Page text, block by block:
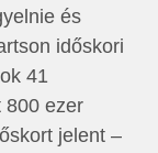
és
időskori
41
800 ezer
jelent –